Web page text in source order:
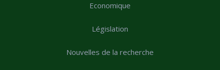
Economique
Législation
Nouvelles de la recherche